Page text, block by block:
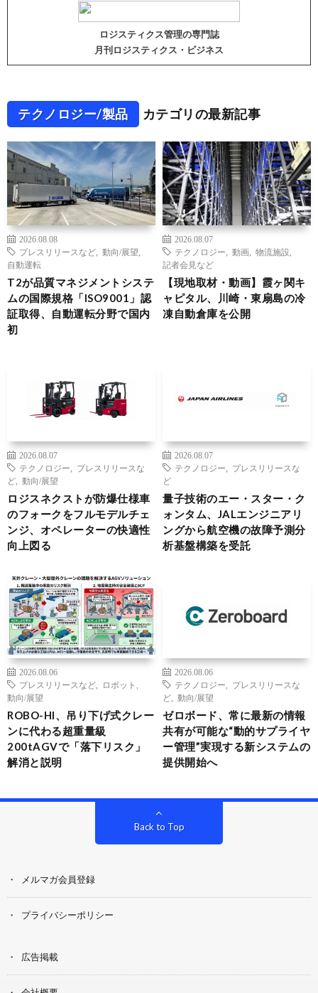
ロジスティクス管理の専門誌
月刊ロジスティクス・ビジネス
テクノロジー/製品 カテゴリの最新記事
2026.08.08
プレスリリースなど
動向/展望
自動運転
T2が品質マネジメントシステ
ムの国際規格「ISO9001」認
証取得、自動運転分野で国内
初
2026.08.07
テクノロジー
動画 物流施設
記者会見など
【現地取材・動画】霞ヶ関キ
ャピタル、川崎・東扇島の冷
凍自動倉庫を公開
2026.08.07
テクノロジー
プレスリリースな
ど
動向/展望
ロジスネクストが防爆仕様車
のフォークをフルモデルチェ
ンジ、オペレーターの快適性
向上図る
2026.08.07
テクノロジー
プレスリリースな
ど
量子技術のエー・スター・ク
ォンタム、JALエンジニアリ
ングから航空機の故障予測分
析基盤構築を受託
2026.08.06
プレスリリースなど
ロボット
動向/展望
ROBO-HI、吊り下げ式クレー
ンに代わる超重量級
200tAGVで「落下リスク」
解消と説明
2026.08.06
テクノロジー
プレスリリースな
ど
動向/展望
ゼロボード、常に最新の情報
共有が可能な“動的サプライヤ
ー管理”実現する新システムの
提供開始へ
Back to Top
メルマガ会員登録
プライバシーポリシー
広告掲載